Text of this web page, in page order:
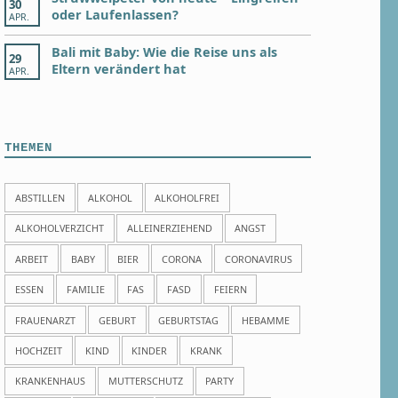
30
APR.
oder Laufenlassen?
29
APR.
Bali mit Baby: Wie die Reise uns als
Eltern verändert hat
THEMEN
ABSTILLEN ALKOHOL ALKOHOLFREI
ALKOHOLVERZICHT ALLEINERZIEHEND ANGST
ARBEIT BABY BIER CORONA CORONAVIRUS
ESSEN FAMILIE FAS FASD FEIERN
FRAUENARZT GEBURT GEBURTSTAG HEBAMME
HOCHZEIT KIND KINDER KRANK
KRANKENHAUS MUTTERSCHUTZ PARTY